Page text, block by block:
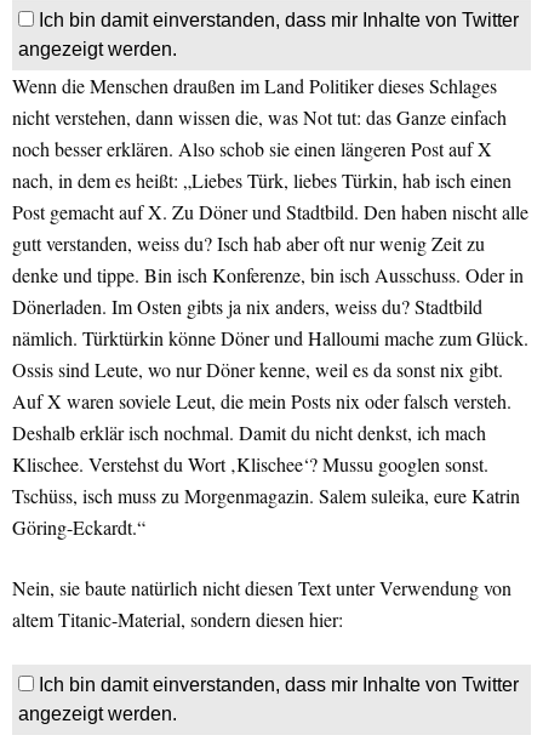
Ich bin damit einverstanden, dass mir Inhalte von Twitter
angezeigt werden.
Wenn die Menschen draußen im Land Politiker dieses Schlages
nicht verstehen, dann wissen die, was Not tut: das Ganze einfach
noch besser erklären. Also schob sie einen längeren Post auf X
nach, in dem es heißt: „Liebes Türk, liebes Türkin, hab isch einen
Post gemacht auf X. Zu Döner und Stadtbild. Den haben nischt alle
gutt verstanden, weiss du? Isch hab aber oft nur wenig Zeit zu
denke und tippe. Bin isch Konferenze, bin isch Ausschuss. Oder in
Dönerladen. Im Osten gibts ja nix anders, weiss du? Stadtbild
nämlich. Türktürkin könne Döner und Halloumi mache zum Glück.
Ossis sind Leute, wo nur Döner kenne, weil es da sonst nix gibt.
Auf X waren soviele Leut, die mein Posts nix oder falsch versteh.
Deshalb erklär isch nochmal. Damit du nicht denkst, ich mach
Klischee. Verstehst du Wort ‚Klischee‘? Mussu googlen sonst.
Tschüss, isch muss zu Morgenmagazin. Salem suleika, eure Katrin
Göring-Eckardt.“
Nein, sie baute natürlich nicht diesen Text unter Verwendung von
altem Titanic-Material, sondern diesen hier:
Ich bin damit einverstanden, dass mir Inhalte von Twitter
angezeigt werden.